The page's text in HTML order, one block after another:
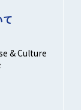
て
& Culture